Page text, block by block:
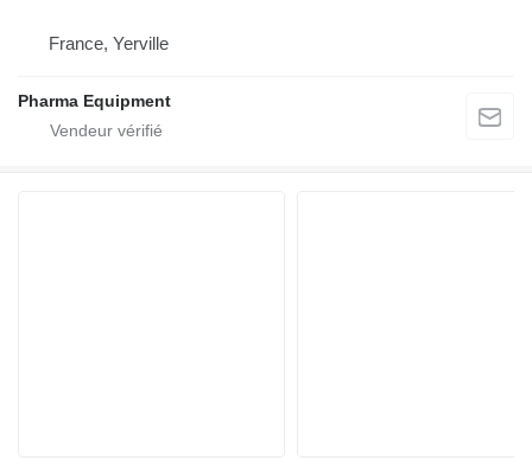
France, Yerville
Pharma Equipment